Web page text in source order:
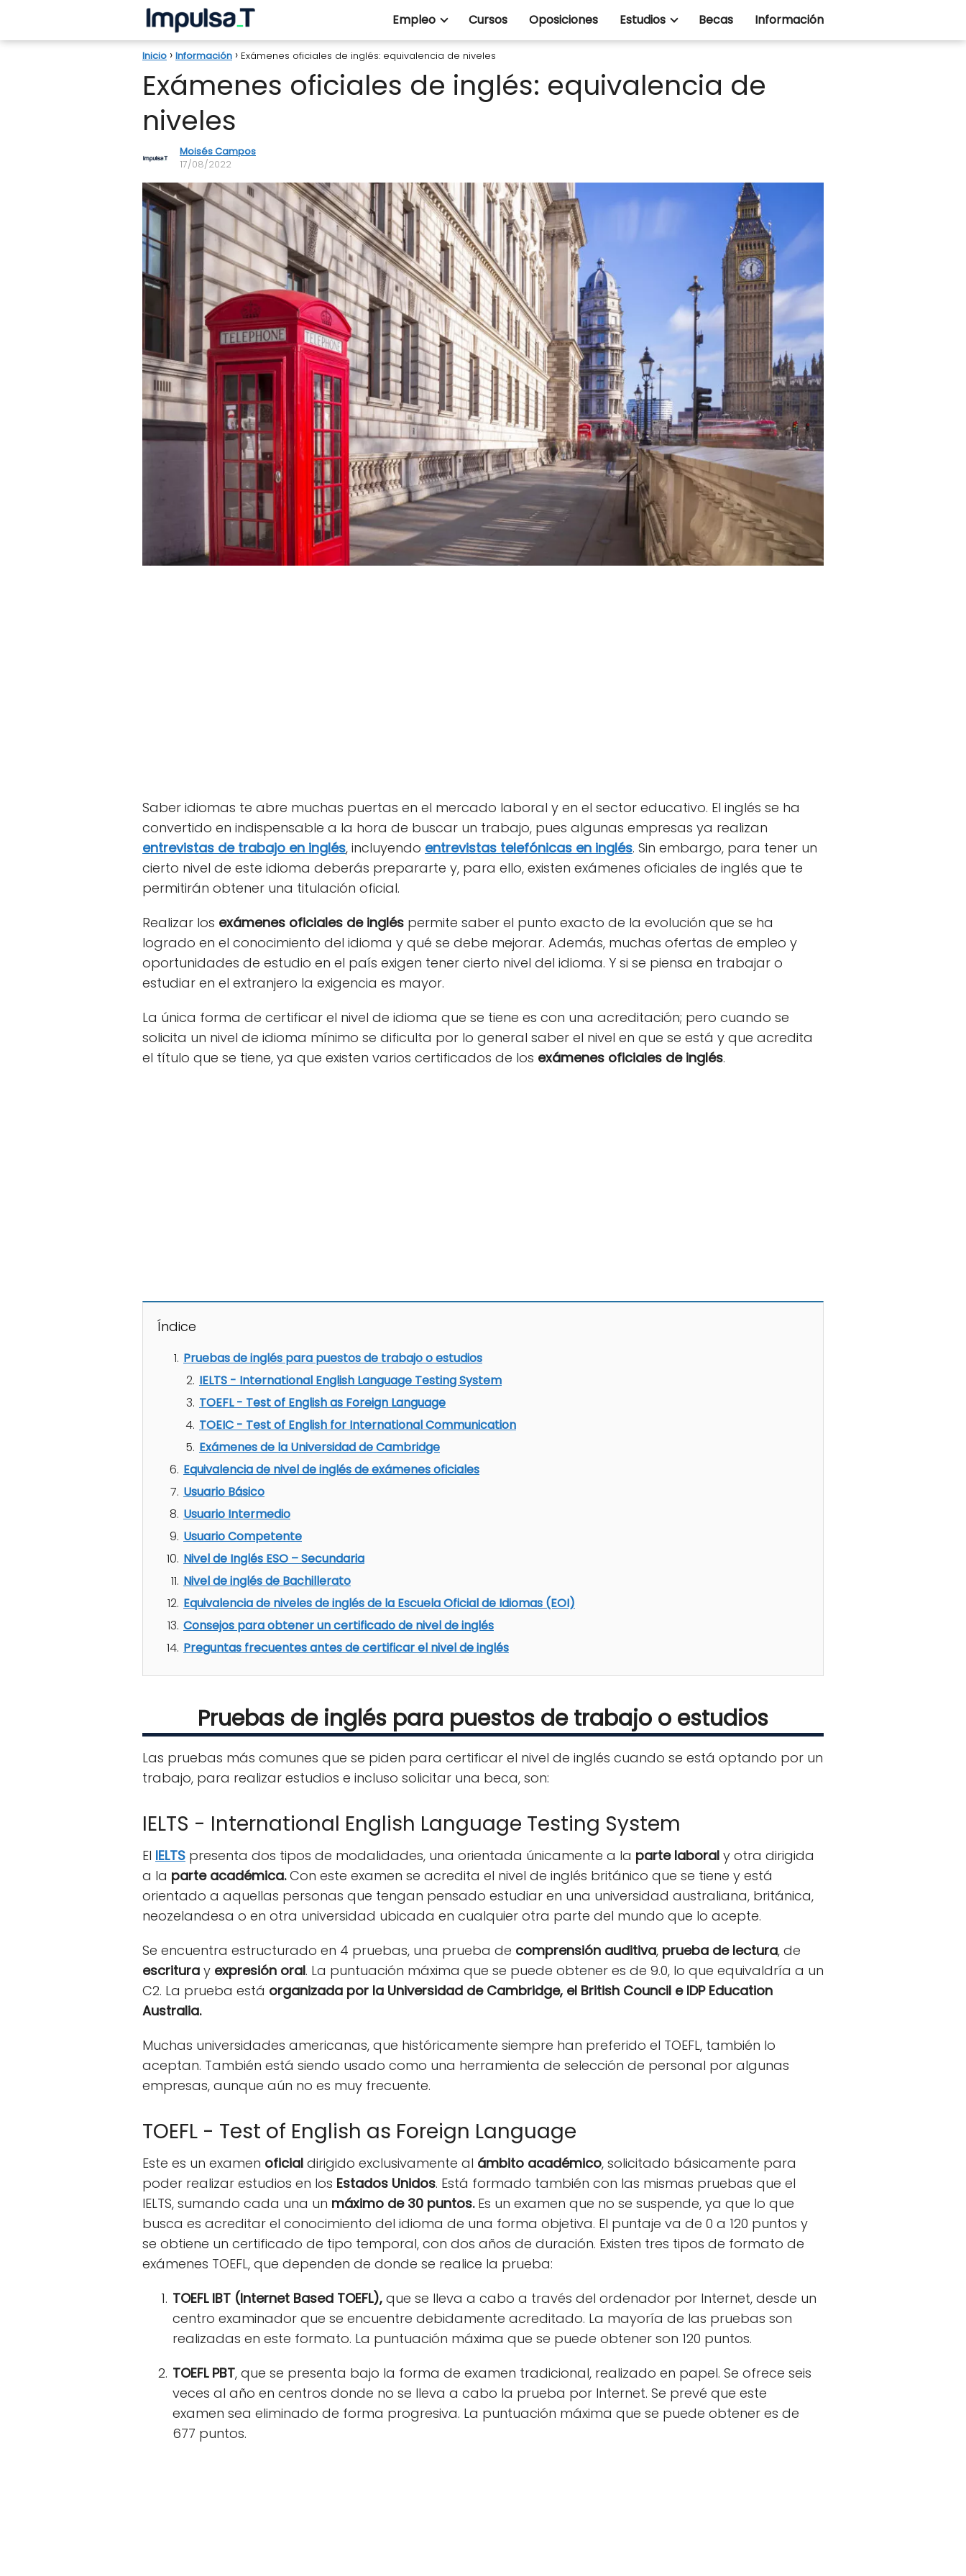
Empleo Cursos Oposiciones Estudios Becas Información
Inicio Información Exámenes oficiales de inglés: equivalencia de niveles
Exámenes oficiales de inglés: equivalencia de
niveles
Moisés Campos
17/08/2022
Saber idiomas te abre muchas puertas en el mercado laboral y en el sector educativo. El inglés se ha
convertido en indispensable a la hora de buscar un trabajo, pues algunas empresas ya realizan
entrevistas de trabajo en inglés, incluyendo entrevistas telefónicas en inglés. Sin embargo, para tener un
cierto nivel de este idioma deberás prepararte y, para ello, existen exámenes oficiales de inglés que te
permitirán obtener una titulación oficial.
Realizar los exámenes oficiales de inglés permite saber el punto exacto de la evolución que se ha
logrado en el conocimiento del idioma y qué se debe mejorar. Además, muchas ofertas de empleo y
oportunidades de estudio en el país exigen tener cierto nivel del idioma. Y si se piensa en trabajar o
estudiar en el extranjero la exigencia es mayor.
La única forma de certificar el nivel de idioma que se tiene es con una acreditación; pero cuando se
solicita un nivel de idioma mínimo se dificulta por lo general saber el nivel en que se está y que acredita
el título que se tiene, ya que existen varios certificados de los exámenes oficiales de inglés.
Índice
Pruebas de inglés para puestos de trabajo o estudios
IELTS - International English Language Testing System
TOEFL - Test of English as Foreign Language
TOEIC - Test of English for International Communication
Exámenes de la Universidad de Cambridge
Equivalencia de nivel de inglés de exámenes oficiales
Usuario Básico
Usuario Intermedio
Usuario Competente
Nivel de Inglés ESO – Secundaria
Nivel de inglés de Bachillerato
Equivalencia de niveles de inglés de la Escuela Oficial de Idiomas (EOI)
Consejos para obtener un certificado de nivel de inglés
Preguntas frecuentes antes de certificar el nivel de inglés
Pruebas de inglés para puestos de trabajo o estudios
Las pruebas más comunes que se piden para certificar el nivel de inglés cuando se está optando por un
trabajo, para realizar estudios e incluso solicitar una beca, son:
IELTS - International English Language Testing System
El IELTS presenta dos tipos de modalidades, una orientada únicamente a la parte laboral y otra dirigida
a la parte académica.Con este examen se acredita el nivel de inglés británico que se tiene y está
orientado a aquellas personas que tengan pensado estudiar en una universidad australiana, británica,
neozelandesa o en otra universidad ubicada en cualquier otra parte del mundo que lo acepte.
Se encuentra estructurado en 4 pruebas, una prueba de comprensión auditiva, prueba de lectura, de
escritura y expresión oral. La puntuación máxima que se puede obtener es de 9.0, lo que equivaldría a un
C2. La prueba está organizada por la Universidad de Cambridge, el British Council e IDP Education
Australia.
Muchas universidades americanas, que históricamente siempre han preferido el TOEFL, también lo
aceptan. También está siendo usado como una herramienta de selección de personal por algunas
empresas, aunque aún no es muy frecuente.
TOEFL - Test of English as Foreign Language
Este es un examen oficial dirigido exclusivamente al ámbito académico, solicitado básicamente para
poder realizar estudios en los Estados Unidos. Está formado también con las mismas pruebas que el
IELTS, sumando cada una un máximo de 30 puntos.Es un examen que no se suspende, ya que lo que
busca es acreditar el conocimiento del idioma de una forma objetiva. El puntaje va de 0 a 120 puntos y
se obtiene un certificado de tipo temporal, con dos años de duración. Existen tres tipos de formato de
exámenes TOEFL, que dependen de donde se realice la prueba:
TOEFL IBT (Internet Based TOEFL), que se lleva a cabo a través del ordenador por Internet, desde un
centro examinador que se encuentre debidamente acreditado. La mayoría de las pruebas son
realizadas en este formato. La puntuación máxima que se puede obtener son 120 puntos.
TOEFL PBT, que se presenta bajo la forma de examen tradicional, realizado en papel. Se ofrece seis
veces al año en centros donde no se lleva a cabo la prueba por Internet. Se prevé que este
examen sea eliminado de forma progresiva. La puntuación máxima que se puede obtener es de
677 puntos.